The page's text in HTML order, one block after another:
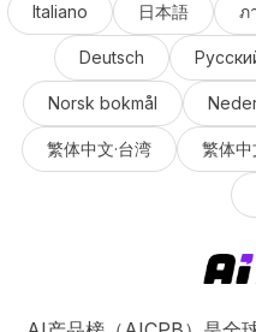
Italiano 日本語 ภ
Deutsch
Norsk bokmål
繁体中文·台湾 繁体中